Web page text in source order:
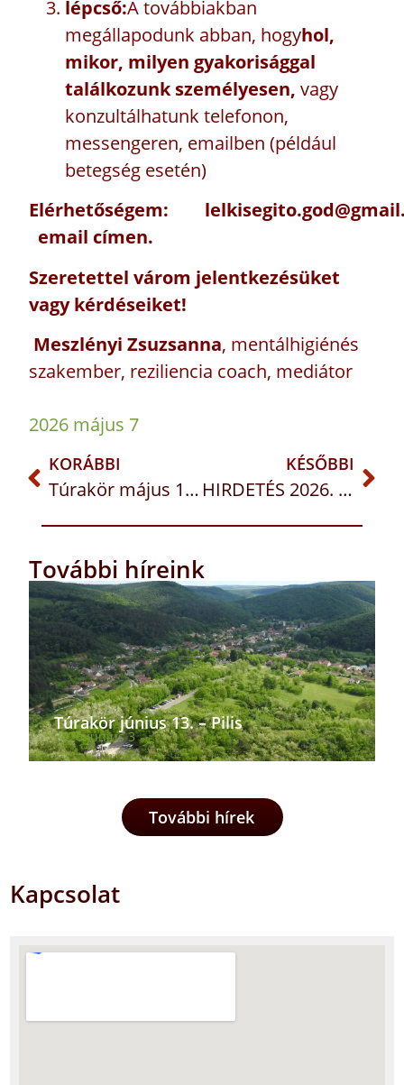
lépcső:A továbbiakban
megállapodunk abban, hogyhol,
mikor, milyen gyakorisággal
találkozunk személyesen, vagy
konzultálhatunk telefonon,
messengeren, emailben (például
betegség esetén)
Elérhetőségem:
email címen.
Szeretettel várom jelentkezésüket
vagy kérdéseiket!
Meszlényi Zsuzsanna, mentálhigiénés
szakember, reziliencia coach, mediátor
2026 május 7
KORÁBBI
Túrakör május 16 – Mátra
KÉSŐBBI
HIRDETÉS 2026. május 10-17. HÚSVÉT 6. VASÁRNAPJA
További híreink
Túrakör június 13. – Pilis
2026 június 3
További hírek
Kapcsolat